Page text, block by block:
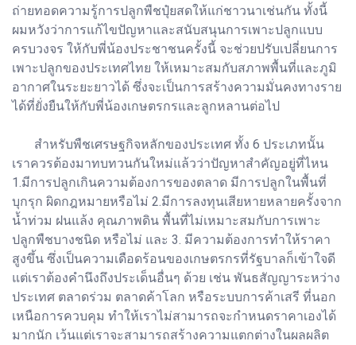
ถ่ายทอดความรู้การปลูกพืชปุ๋ยสดให้แก่ชาวนาเช่นกัน ทั้งนี้
ผมหวังว่าการแก้ไขปัญหาและสนับสนุนการเพาะปลูกแบบ
ครบวงจร ให้กับพี่น้องประชาชนครั้งนี้ จะช่วยปรับเปลี่ยนการ
เพาะปลูกของประเทศไทย ให้เหมาะสมกับสภาพพื้นที่และภูมิ
อากาศในระยะยาวได้ ซึ่งจะเป็นการสร้างความมั่นคงทางราย
ได้ที่ยั่งยืนให้กับพี่น้องเกษตรกรและลูกหลานต่อไป
สำหรับพืชเศรษฐกิจหลักของประเทศ ทั้ง 6 ประเภทนั้น
เราควรต้องมาทบทวนกันใหม่แล้วว่าปัญหาสำคัญอยู่ที่ไหน
1.มีการปลูกเกินความต้องการของตลาด มีการปลูกในพื้นที่
บุกรุก ผิดกฎหมายหรือไม่ 2.มีการลงทุนเสียหายหลายครั้งจาก
น้ำท่วม ฝนแล้ง คุณภาพดิน พื้นที่ไม่เหมาะสมกับการเพาะ
ปลูกพืชบางชนิด หรือไม่ และ 3. มีความต้องการทำให้ราคา
สูงขึ้น ซึ่งเป็นความเดือดร้อนของเกษตรกรที่รัฐบาลก็เข้าใจดี
แต่เราต้องคำนึงถึงประเด็นอื่นๆ ด้วย เช่น พันธสัญญาระหว่าง
ประเทศ ตลาดร่วม ตลาดค้าโลก หรือระบบการค้าเสรี ที่นอก
เหนือการควบคุม ทำให้เราไม่สามารถจะกำหนดราคาเองได้
มากนัก เว้นแต่เราจะสามารถสร้างความแตกต่างในผลผลิต